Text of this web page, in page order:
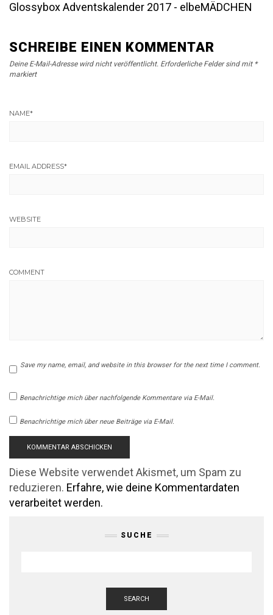
Glossybox Adventskalender 2017 - elbeMÄDCHEN
SCHREIBE EINEN KOMMENTAR
Deine E-Mail-Adresse wird nicht veröffentlicht. Erforderliche Felder sind mit *
markiert
NAME*
EMAIL ADDRESS*
WEBSITE
COMMENT
Save my name, email, and website in this browser for the next time I comment.
Benachrichtige mich über nachfolgende Kommentare via E-Mail.
Benachrichtige mich über neue Beiträge via E-Mail.
Diese Website verwendet Akismet, um Spam zu
reduzieren. Erfahre, wie deine Kommentardaten
verarbeitet werden.
SUCHE
SEARCH